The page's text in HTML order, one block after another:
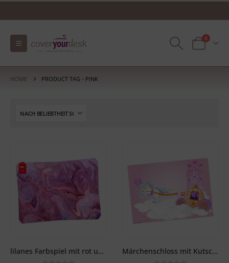
0
HOME PRODUCT TAG - PINK
lilanes Farbspiel mit rot und pink | Platzsets aus Premium-Vinyl 44 x 32 cm – 4 Stück Märchenschloss mit Kutsche| Platzsets aus Premium-Vinyl 44 x 32 cm – 1 Stück